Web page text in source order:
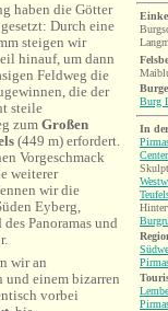
haben die Götter
Durch eine
steigen wir
hinauf, um dann
Feldweg die
die der
steile
zumGroßen
(449 m) erfordert.
Vorgeschmack
weiterer
wir die
Eyberg,
Panoramas und
wir an
und einem bizarren
vorbei
Burg
In
Center